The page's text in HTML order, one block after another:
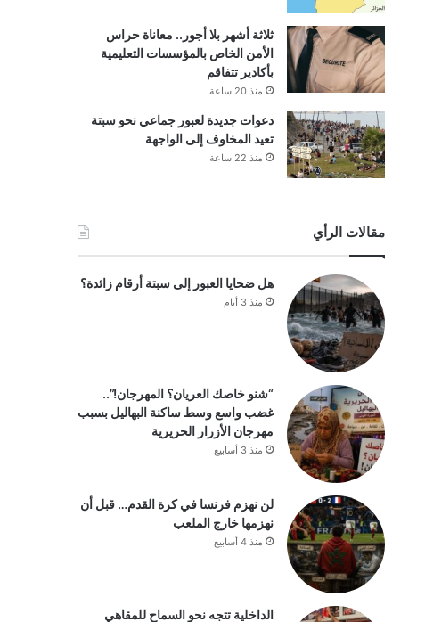
ثلاثة أشهر بلا أجور.. معاناة حراس
الأمن الخاص بالمؤسسات التعليمية
بأكادير تتفاقم
منذ 20 ساعة
دعوات جديدة لعبور جماعي نحو سبتة
تعيد المخاوف إلى الواجهة
منذ 22 ساعة
مقالات الرأي
هل ضحايا العبور إلى سبتة أرقام زائدة؟
منذ 3 أيام
“شنو خاصك العريان؟ المهرجان!”..
غضب واسع وسط ساكنة البهاليل بسبب
مهرجان الأزرار الحريرية
منذ 3 أسابيع
لن نهزم فرنسا في كرة القدم… قبل أن
نهزمها خارج الملعب
منذ 4 أسابيع
الداخلية تتجه نحو السماح للمقاهي